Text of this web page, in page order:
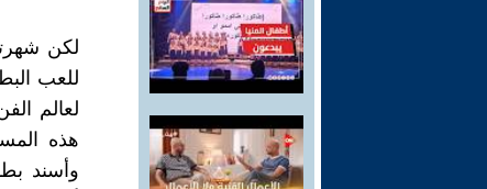
لكن
للعب
لعالم
هذه
وأسند